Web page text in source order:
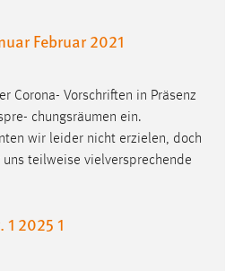
Februar 2021
Corona- Vorschriften in Präsenz
chungsräumen ein.
wir leider nicht erzielen, doch
teilweise vielversprechende
2025 1
chat-frame-style-
= Sitzungslaufzeit, mibew_locale = 3
= 1 Jahr
um sich an der Website